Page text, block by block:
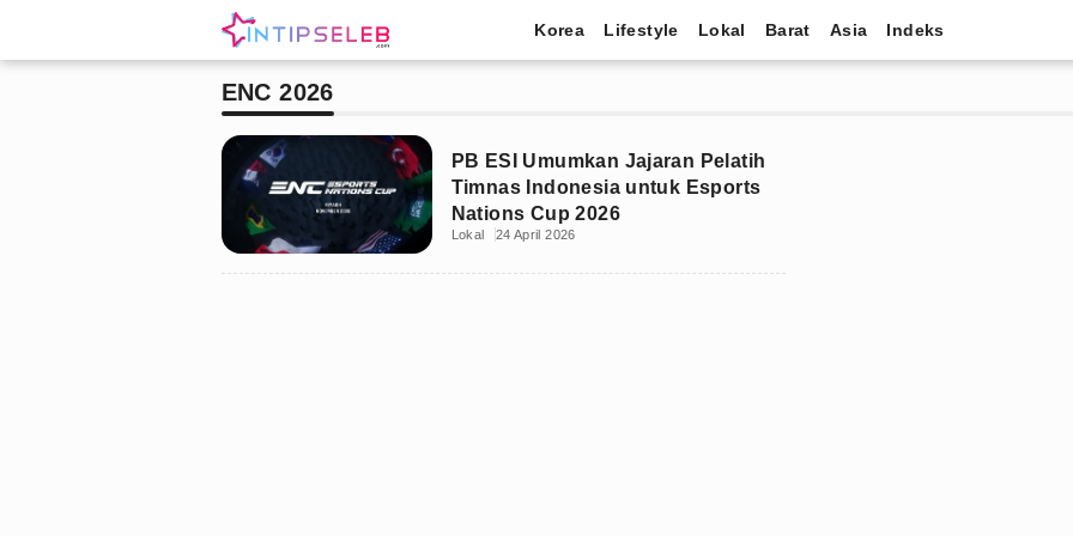
Korea Lifestyle Lokal Barat Asia Indeks
ENC 2026
PB ESI Umumkan Jajaran Pelatih
Timnas Indonesia untuk Esports
Nations Cup 2026
Lokal 24 April 2026